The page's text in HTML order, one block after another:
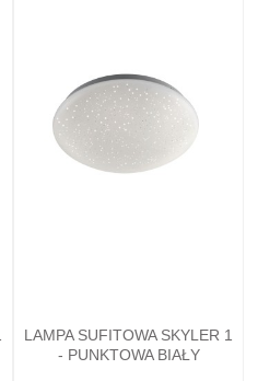
LAMPA SUFITOWA SKYLER 1
- PUNKTOWA BIAŁY